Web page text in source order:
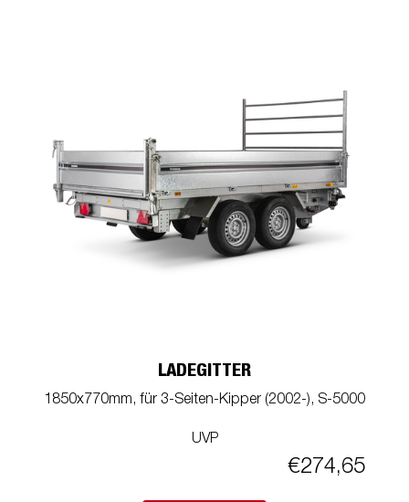
LADEGITTER
1850x770mm, für 3-Seiten-Kipper (2002-), S-5000
UVP
€274,65